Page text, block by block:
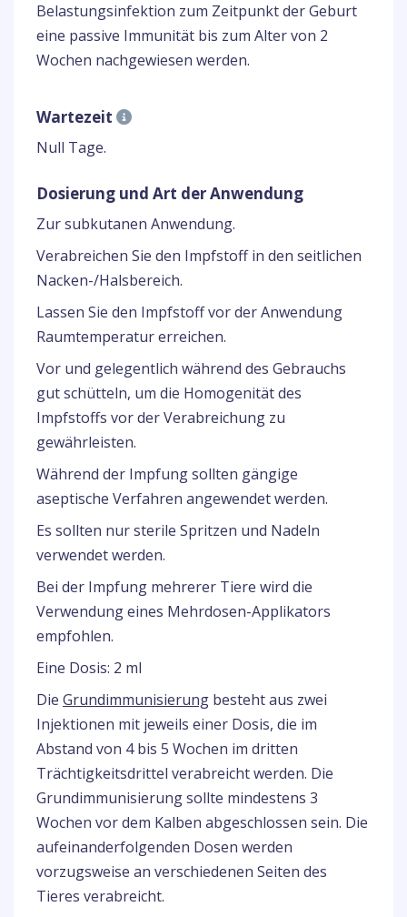
Belastungsinfektion zum Zeitpunkt der Geburt
eine passive Immunität bis zum Alter von 2
Wochen nachgewiesen werden.
Wartezeit
Null Tage.
Dosierung und Art der Anwendung
Zur subkutanen Anwendung.
Verabreichen Sie den Impfstoff in den seitlichen
Nacken-/Halsbereich.
Lassen Sie den Impfstoff vor der Anwendung
Raumtemperatur erreichen.
Vor und gelegentlich während des Gebrauchs
gut schütteln, um die Homogenität des
Impfstoffs vor der Verabreichung zu
gewährleisten.
Während der Impfung sollten gängige
aseptische Verfahren angewendet werden.
Es sollten nur sterile Spritzen und Nadeln
verwendet werden.
Bei der Impfung mehrerer Tiere wird die
Verwendung eines Mehrdosen-Applikators
empfohlen.
Eine Dosis: 2 ml
Die Grundimmunisierung besteht aus zwei
Injektionen mit jeweils einer Dosis, die im
Abstand von 4 bis 5 Wochen im dritten
Trächtigkeitsdrittel verabreicht werden. Die
Grundimmunisierung sollte mindestens 3
Wochen vor dem Kalben abgeschlossen sein. Die
aufeinanderfolgenden Dosen werden
vorzugsweise an verschiedenen Seiten des
Tieres verabreicht.